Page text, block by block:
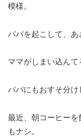
模様。
パパを起こして、あ
ママがしまい込んて
パパにもおすそ分け
最近、朝コーヒーを
もナシ。